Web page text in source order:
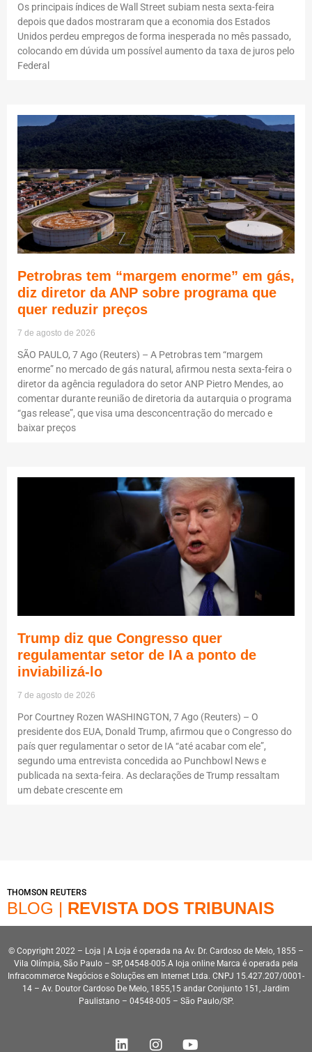
Os principais índices de Wall Street subiam nesta sexta-feira
depois que dados mostraram que a economia dos Estados
Unidos perdeu empregos de forma inesperada no mês passado,
colocando em dúvida um possível aumento da taxa de juros pelo
Federal
Petrobras tem “margem enorme” em gás,
diz diretor da ANP sobre programa que
quer reduzir preços
7 de agosto de 2026
SÃO PAULO, 7 Ago (Reuters) – A Petrobras tem “margem
enorme” no mercado de gás natural, afirmou nesta sexta-feira o
diretor da agência reguladora do setor ANP Pietro Mendes, ao
comentar durante reunião de diretoria da autarquia o programa
“gas release”, que visa uma desconcentração do mercado e
baixar preços
Trump diz que Congresso quer
regulamentar setor de IA a ponto de
inviabilizá-lo
7 de agosto de 2026
Por Courtney Rozen WASHINGTON, 7 Ago (Reuters) – O
presidente dos EUA, Donald Trump, afirmou que o Congresso do
país quer regulamentar o setor de IA “até acabar com ele”,
segundo uma entrevista concedida ao Punchbowl News e
publicada na sexta-feira. As declarações de Trump ressaltam
um debate crescente em
THOMSON REUTERS
BLOG | REVISTA DOS TRIBUNAIS
© Copyright 2022 – Loja | A Loja é operada na Av. Dr. Cardoso de Melo, 1855 –
Vila Olímpia, São Paulo – SP, 04548-005.A loja online Marca é operada pela
Infracommerce Negócios e Soluções em Internet Ltda. CNPJ 15.427.207/0001-
14 – Av. Doutor Cardoso De Melo, 1855,15 andar Conjunto 151, Jardim
Paulistano – 04548-005 – São Paulo/SP.